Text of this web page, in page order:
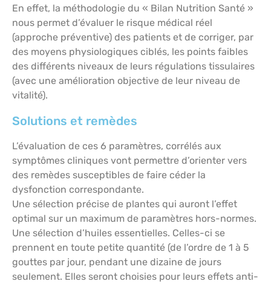
En effet, la méthodologie du « Bilan Nutrition Santé »
nous permet d’évaluer le risque médical réel
(approche préventive) des patients et de corriger, par
des moyens physiologiques ciblés, les points faibles
des différents niveaux de leurs régulations tissulaires
(avec une amélioration objective de leur niveau de
vitalité).
Solutions et remèdes
L’évaluation de ces 6 paramètres, corrélés aux
symptômes cliniques vont permettre d’orienter vers
des remèdes susceptibles de faire céder la
dysfonction correspondante.
Une sélection précise de plantes qui auront l’effet
optimal sur un maximum de paramètres hors-normes.
Une sélection d’huiles essentielles. Celles-ci se
prennent en toute petite quantité (de l’ordre de 1 à 5
gouttes par jour, pendant une dizaine de jours
seulement. Elles seront choisies pour leurs effets anti-